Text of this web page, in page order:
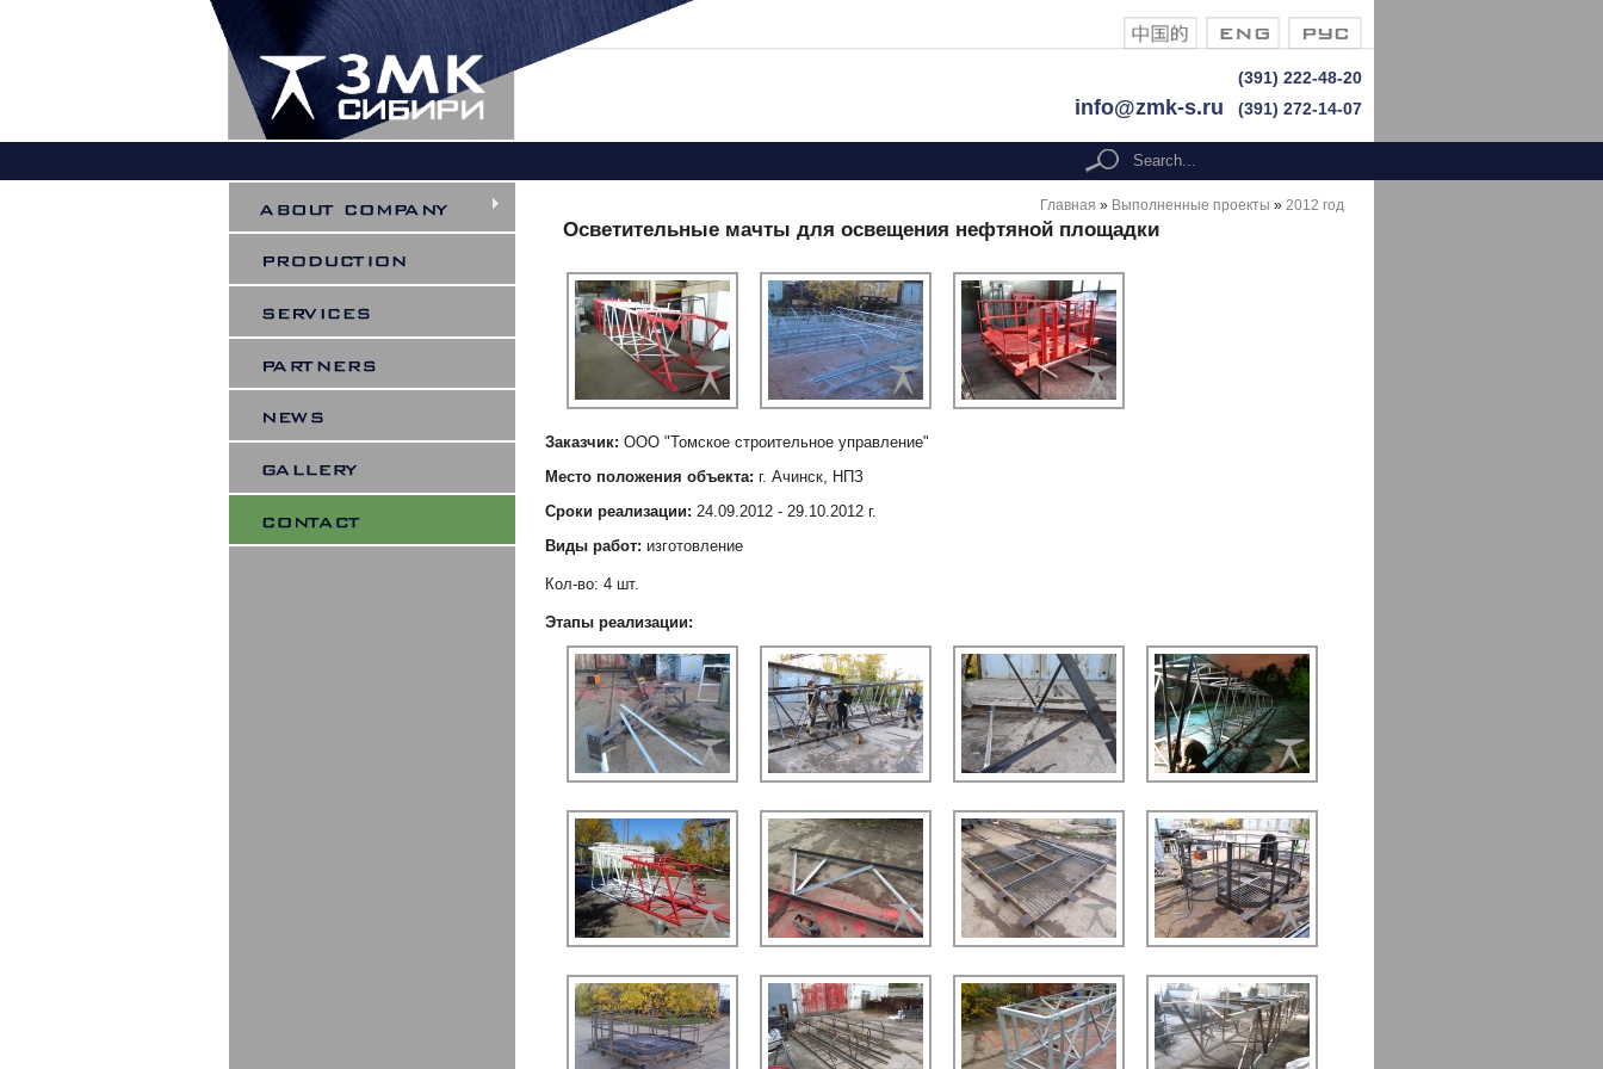
(391) 222-48-20
info@zmk-s.ru (391) 272-14-07
Search form
search
Главная » Выполненные проекты » 2012 год
Осветительные мачты для освещения нефтяной площадки
Заказчик: ООО "Томское строительное управление"
Место положения объекта: г. Ачинск, НПЗ
Сроки реализации: 24.09.2012 - 29.10.2012 г.
Виды работ: изготовление
Кол-во: 4 шт.
Этапы реализации: